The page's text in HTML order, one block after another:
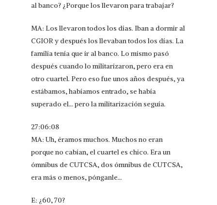
al banco? ¿Porque los llevaron para trabajar?
MA: Los llevaron todos los días. Iban a dormir al
CGIOR y después los llevaban todos los días. La
familia tenía que ir al banco. Lo mismo pasó
después cuando lo militarizaron, pero era en
otro cuartel. Pero eso fue unos años después, ya
estábamos, habíamos entrado, se había
superado el… pero la militarización seguía.
27:06:08
MA: Uh, éramos muchos. Muchos no eran
porque no cabían, el cuartel es chico. Era un
ómnibus de CUTCSA, dos ómnibus de CUTCSA,
era más o menos, pónganle…
E: ¿60, 70?